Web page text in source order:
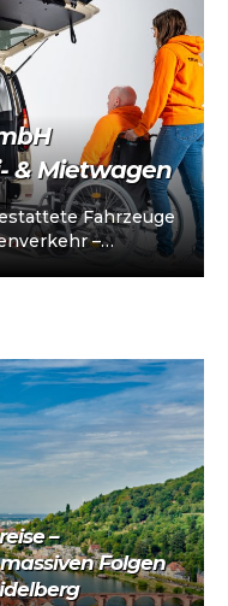
& Mietwagen
Fahrzeuge
–
–
Folgen